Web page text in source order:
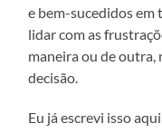
e bem-sucedidos em
lidar com as
maneira ou de outra,
decisão.
Eu já escrevi isso